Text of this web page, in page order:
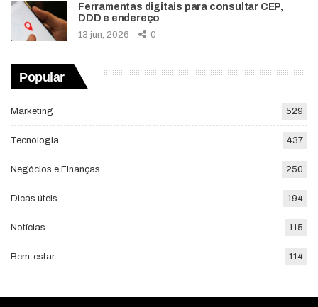
Ferramentas digitais para consultar CEP,
DDD e endereço
13 jun, 2026 0
Popular
Marketing 529
Tecnologia 437
Negócios e Finanças 250
Dicas úteis 194
Notícias 115
Bem-estar 114